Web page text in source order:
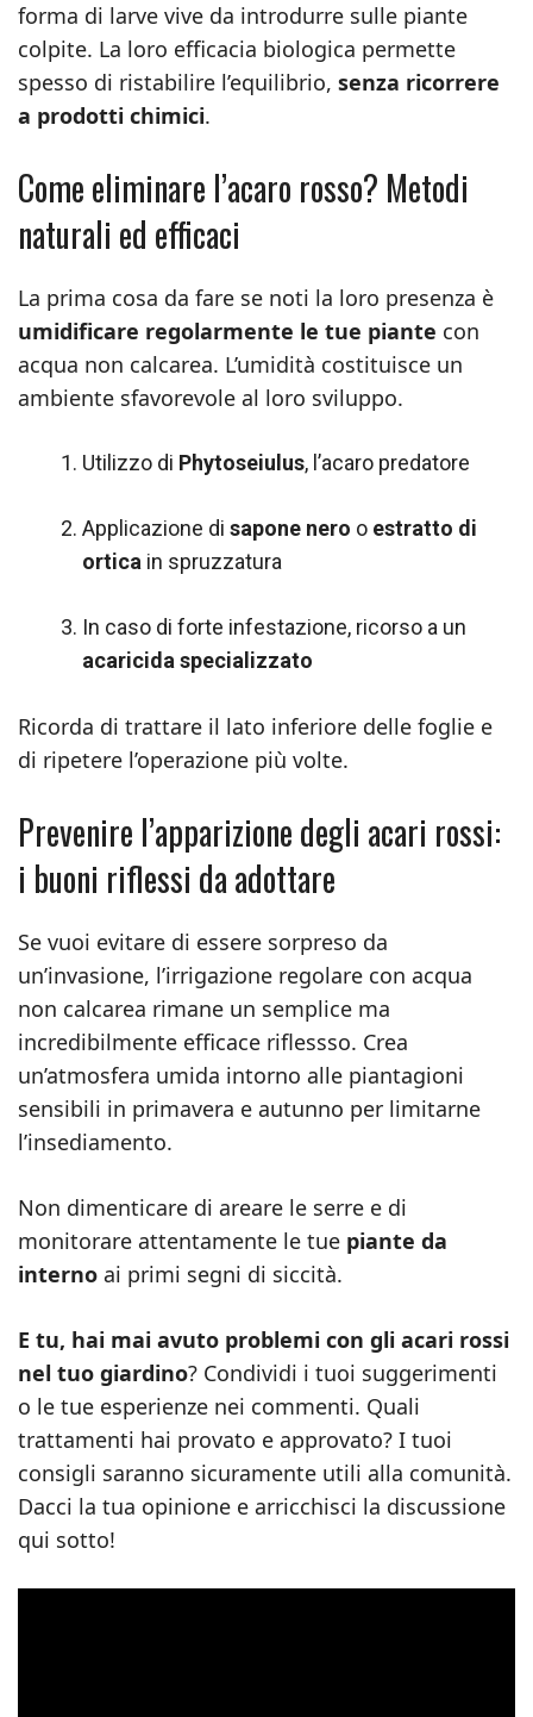
forma di larve vive da introdurre sulle piante
colpite. La loro efficacia biologica permette
spesso di ristabilire l’equilibrio, senza ricorrere
a prodotti chimici.
Come eliminare l’acaro rosso? Metodi
naturali ed efficaci
La prima cosa da fare se noti la loro presenza è
umidificare regolarmente le tue piante con
acqua non calcarea. L’umidità costituisce un
ambiente sfavorevole al loro sviluppo.
Utilizzo di Phytoseiulus, l’acaro predatore
Applicazione di sapone nero o estratto di
ortica in spruzzatura
In caso di forte infestazione, ricorso a un
acaricida specializzato
Ricorda di trattare il lato inferiore delle foglie e
di ripetere l’operazione più volte.
Prevenire l’apparizione degli acari rossi:
i buoni riflessi da adottare
Se vuoi evitare di essere sorpreso da
un’invasione, l’irrigazione regolare con acqua
non calcarea rimane un semplice ma
incredibilmente efficace riflessso. Crea
un’atmosfera umida intorno alle piantagioni
sensibili in primavera e autunno per limitarne
l’insediamento.
Non dimenticare di areare le serre e di
monitorare attentamente le tue piante da
interno ai primi segni di siccità.
E tu, hai mai avuto problemi con gli acari rossi
nel tuo giardino? Condividi i tuoi suggerimenti
o le tue esperienze nei commenti. Quali
trattamenti hai provato e approvato? I tuoi
consigli saranno sicuramente utili alla comunità.
Dacci la tua opinione e arricchisci la discussione
qui sotto!